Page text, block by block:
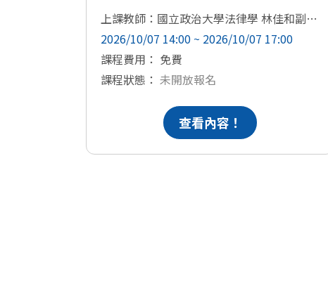
上課教師：國立政治大學法律學 林佳和副教授
2026/10/07 14:00 ~ 2026/10/07 17:00
課程費用： 免費
課程狀態： 未開放報名
查看內容！